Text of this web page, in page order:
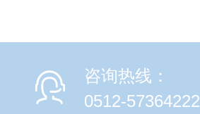
咨询热线：
0512-57364222